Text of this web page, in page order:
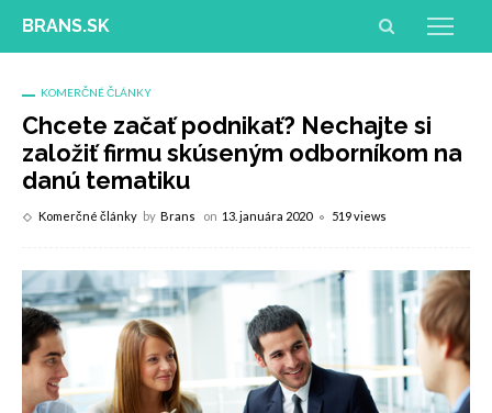
BRANS.SK
KOMERČNÉ ČLÁNKY
Chcete začať podnikať? Nechajte si
založiť firmu skúseným odborníkom na
danú tematiku
Komerčné články by Brans on 13. januára 2020 519 views